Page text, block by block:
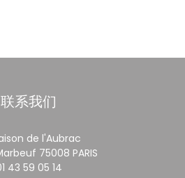
联系我们
de l'Aubrac
75008 PARIS
43 59 05 14